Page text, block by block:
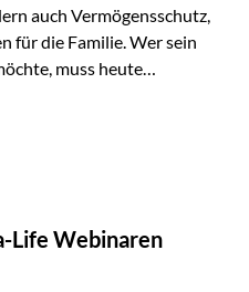
auch Vermögensschutz,
für die Familie. Wer sein
muss heute
und verfasst
verbindet.
oft scheitert Viele
übertragen. Das kann zu
Streitigkeiten
Life Webinaren